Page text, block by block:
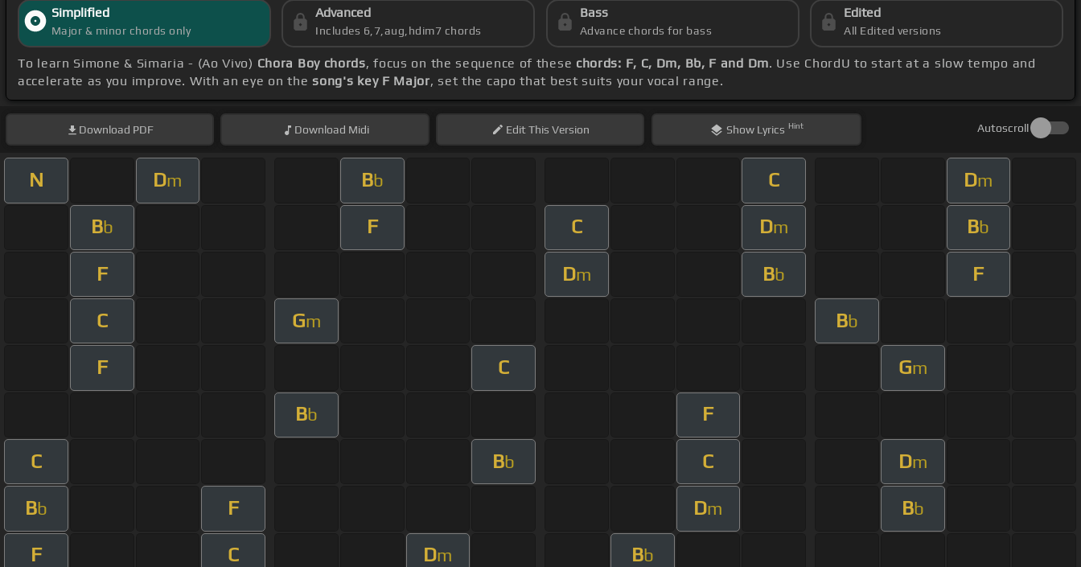
Simplified
Major & minor chords only
Advanced
Includes 6,7,aug,hdim7 chords
Bass
Advance chords for bass
Edited
All Edited versions
To learn Simone & Simaria - (Ao Vivo) Chora Boy chords, focus on the sequence of these chords: F, C, Dm, Bb, F and Dm. Use ChordU to start at a slow tempo and
accelerate as you improve. With an eye on thesong's key F Major, set the capo that best suits your vocal range.
Download PDF Download Midi EditThis Version Show Lyrics Hint Autoscroll
N Dm Bb C Dm
Bb F C Dm Bb
F Dm Bb F
C Gm Bb
F C Gm
Bb F
C Bb C Dm
Bb F Dm Bb
F C Dm Bb